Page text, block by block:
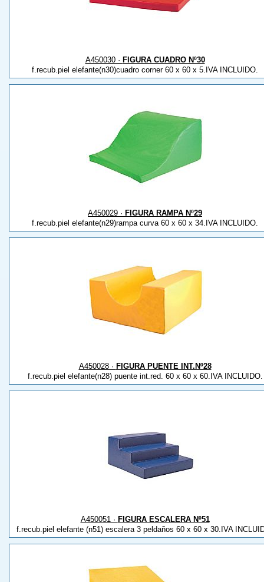
A450030 · FIGURA CUADRO Nº30
f.recub.piel elefante(n30)cuadro corner 60 x 60 x 5.IVA INCLUIDO.
A450029 · FIGURA RAMPA Nº29
f.recub.piel elefante(n29)rampa curva 60 x 60 x 34.IVA INCLUIDO.
A450028 · FIGURA PUENTE INT.Nº28
f.recub.piel elefante(n28) puente int.red. 60 x 60 x 60.IVA INCLUIDO.
A450051 · FIGURA ESCALERA Nº51
f.recub.piel elefante (n51) escalera 3 peldaños 60 x 60 x 30.IVA